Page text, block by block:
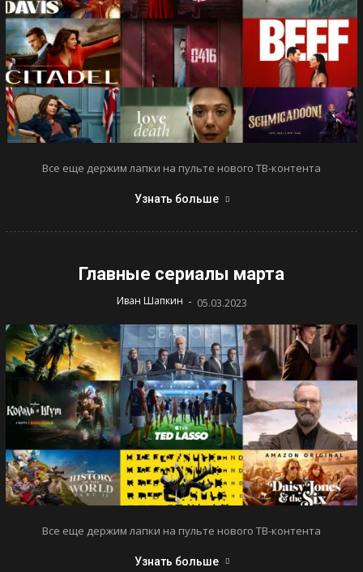
Все еще держим лапки на пульте нового ТВ-контента
Узнать больше
Главные сериалы марта
Иван Шапкин - 05.03.2023
Все еще держим лапки на пульте нового ТВ-контента
Узнать больше